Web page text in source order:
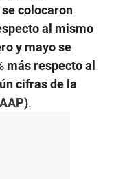
colocaron
al mismo
y mayo se
más respecto al
cifras de la
.